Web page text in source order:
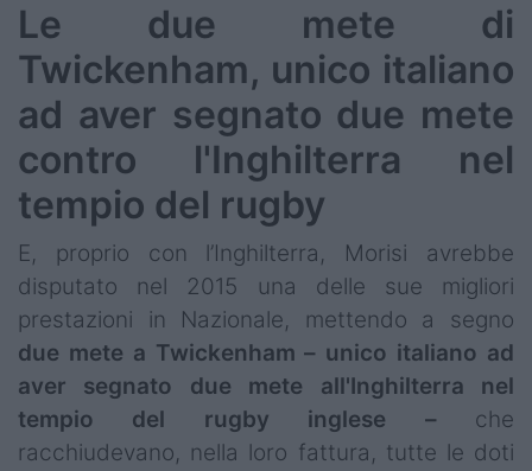
Le due mete di
Twickenham, unico italiano
ad aver segnato due mete
contro l'Inghilterra nel
tempio del rugby
E, proprio con l’Inghilterra, Morisi avrebbe
disputato nel 2015 una delle sue migliori
prestazioni in Nazionale, mettendo a segno
due mete a Twickenham – unico italiano ad
aver segnato due mete all'Inghilterra nel
tempio del rugby inglese – che
racchiudevano, nella loro fattura, tutte le doti